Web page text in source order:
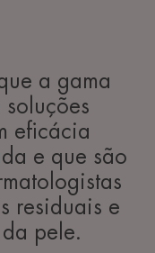
a gama
eficácia
e que são
residuais e
pele.